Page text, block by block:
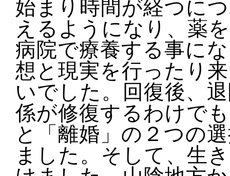
始まり時間が経つに
えるようになり、薬
病院で療養する事に
想と現実を行ったり
いでした。回復後、
係が修復するわけで
と「離婚」の２つの
ました。そして、生